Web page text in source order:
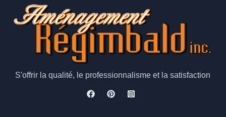
S'offrir la qualité, le professionnalisme et la satisfaction